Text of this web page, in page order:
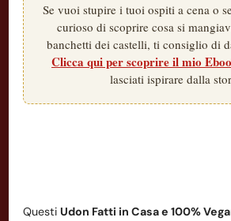
Se vuoi stupire i tuoi ospiti a cena o
curioso di scoprire cosa si
banchetti dei castelli, ti consiglio di
Clicca qui per scoprire il mio
lasciati ispirare dalla
Questi Udon Fatti in Casa e 100%